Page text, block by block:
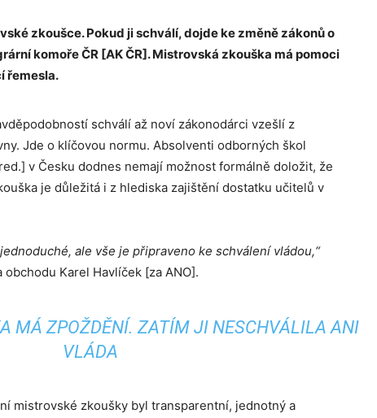
zkoušce. Pokud ji schválí, dojde ke změně zákonů o
komoře ČR [AK ČR]. Mistrovská zkouška má pomoci
řemesla.
schválí až noví zákonodárci vzešlí z
Jde o klíčovou normu. Absolventi odborných škol
v Česku dodnes nemají možnost formálně doložit, že
je důležitá i z hlediska zajištění dostatku učitelů v
ale vše je připraveno ke schválení vládou,“
Karel Havlíček [za ANO].
MÁ ZPOŽDĚNÍ. ZATÍM JI NESCHVÁLILA ANI
VLÁDA
mistrovské zkoušky byl transparentní, jednotný a